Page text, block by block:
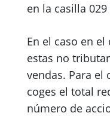
en la casilla
En el caso en
estas no
vendas. Para el
coges el total
número de